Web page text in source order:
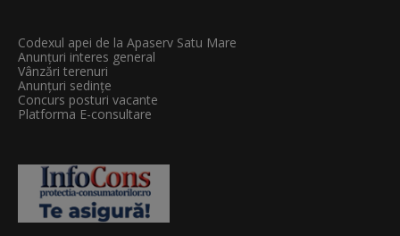
Codexul apei de la Apaserv Satu Mare
Anunțuri interes general
Vânzări terenuri
Anunțuri sedințe
Concurs posturi vacante
Platforma E-consultare